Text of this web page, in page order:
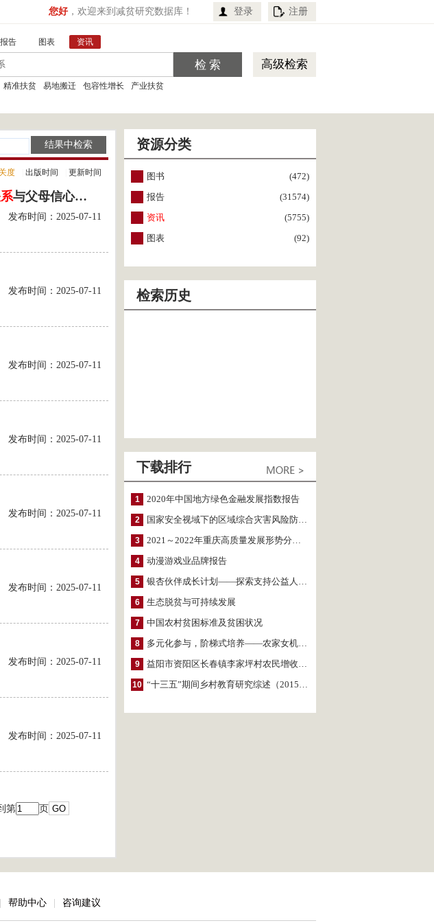
登录 注册
您好 ，欢迎来到减贫研究数据库！
报告 图表 资讯
高级检索
精准扶贫 易地搬迁 包容性增长 产业扶贫
度 出版时间 更新时间
与父母信心的中介作用》
发布时间：2025-07-11
发布时间：2025-07-11
发布时间：2025-07-11
发布时间：2025-07-11
发布时间：2025-07-11
发布时间：2025-07-11
发布时间：2025-07-11
发布时间：2025-07-11
第 页
资源分类
图书
(472)
报告
(31574)
资讯
(5755)
图表
(92)
检索历史
下载排行
1 2020年中国地方绿色金融发展指数报告
2 国家安全视域下的区域综合灾害风险防范与风险融资战略思考
3 2021～2022年重庆高质量发展形势分析与预测
4 动漫游戏业品牌报告
5 银杏伙伴成长计划——探索支持公益人才的路径
6 生态脱贫与可持续发展
7 中国农村贫困标准及贫困状况
8 多元化参与，阶梯式培养——农家女机构农村妇女参政项目介绍
9 益阳市资阳区长春镇李家坪村农民增收调研报告
10 “十三五”期间乡村教育研究综述（2015～2020）
帮助中心 咨询建议